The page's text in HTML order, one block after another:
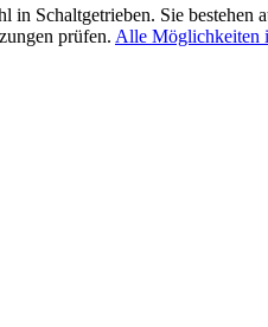
Schaltgetrieben. Sie
prüfen. Alle